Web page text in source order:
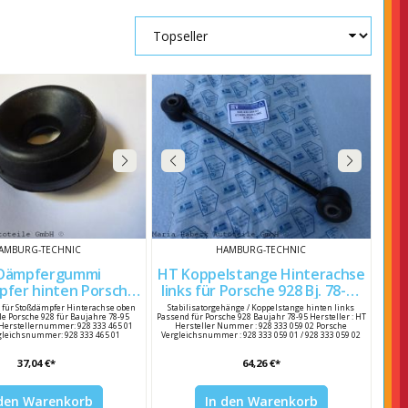
TECHNIC
Porsche
928 92833346501
Stoßdämpfer Hinterachse oben
Porsche 928 für Baujahre 78-95
928 333 465 01
928 333 465 01
37,04 €*
Warenkorb
HAMBURG-TECHNIC
HT Koppelstange Hinterachse
links für Porsche 928 Bj. 78-95
92833305902
Stabilisatorgehänge / Koppelstange hinten links
Passend für Porsche 928 Baujahr 78-95 Hersteller : HT
Hersteller Nummer : 928 333 059 02 Porsche
Vergleichsnummer : 928 333 059 01 / 928 333 059 02
64,26 €*
In den Warenkorb